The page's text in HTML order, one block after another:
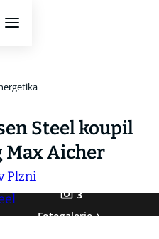
Steel koupil
Max Aicher
3
Fotogalerie